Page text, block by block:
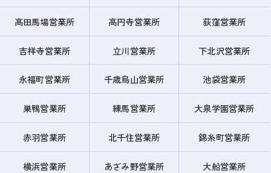
高田馬場営業所 高円寺営業所 荻窪営業所
吉祥寺営業所 立川営業所 下北沢営業所
永福町営業所 千歳烏山営業所 池袋営業所
巣鴨営業所 練馬営業所 大泉学園営業所
赤羽営業所 北千住営業所 錦糸町営業所
横浜営業所 あざみ野営業所 大船営業所